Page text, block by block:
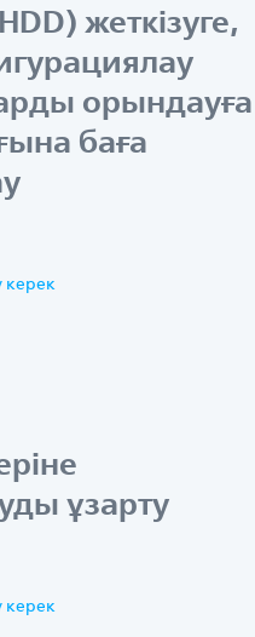
жеткізуге,
орындауға
баға
керек
ұзарту
керек